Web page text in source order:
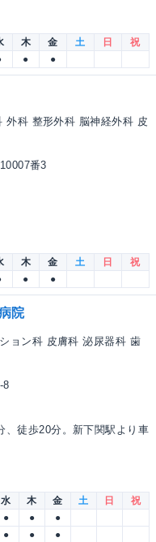
木 金 土 日
祝
● ●
外科 整形外科 脳神経外科 皮
番3
木 金 土 日
祝
● ●
院
ョン科 皮膚科 泌尿器科 歯
8
、徒歩20分。新下関駅より車
水 木 金 土 日
祝
● ●
●
● ● ●